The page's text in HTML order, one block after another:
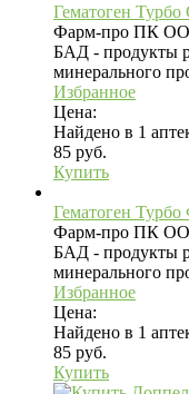
Гематоген
Фарм-про ПК
БАД - продукты
минерального
Избранное
Цена:
Найдено в 1
85 руб.
Купить
Гематоген
Фарм-про ПК
БАД - продукты
минерального
Избранное
Цена:
Найдено в 1
85 руб.
Купить